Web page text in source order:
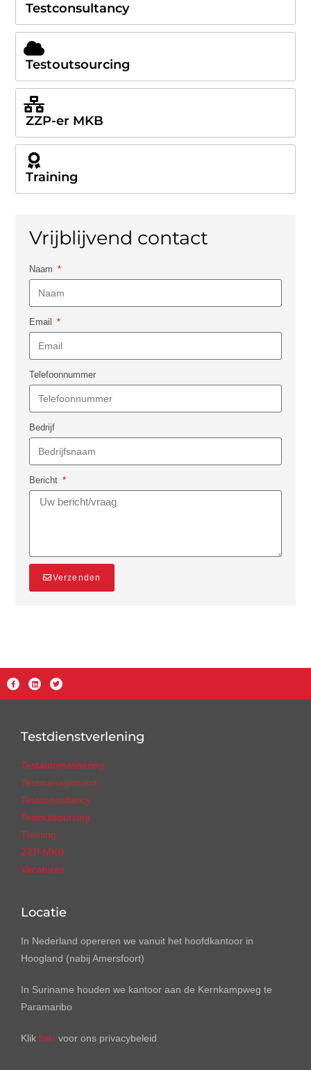
Testconsultancy
Testoutsourcing
ZZP-er MKB
Training
Vrijblijvend contact
Naam
Email
Telefoonnummer
Bedrijf
Bericht
Verzenden
Testdienstverlening
Testautomatisering
Testmanagement
Testconsultancy
Testoutsourcing
Training
ZZP-MKB
Vacatures
Locatie
In Nederland opereren we vanuit het hoofdkantoor in
Hoogland (nabij Amersfoort)
In Suriname houden we kantoor aan de Kernkampweg te
Paramaribo
Klik hier voor ons privacybeleid